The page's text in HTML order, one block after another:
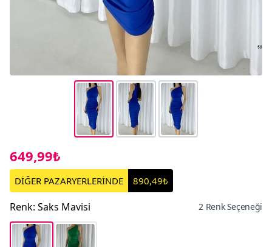
649,99₺
DİĞER PAZARYERLERİNDE 890,49₺
Renk: Saks Mavisi 2 Renk Seçeneği